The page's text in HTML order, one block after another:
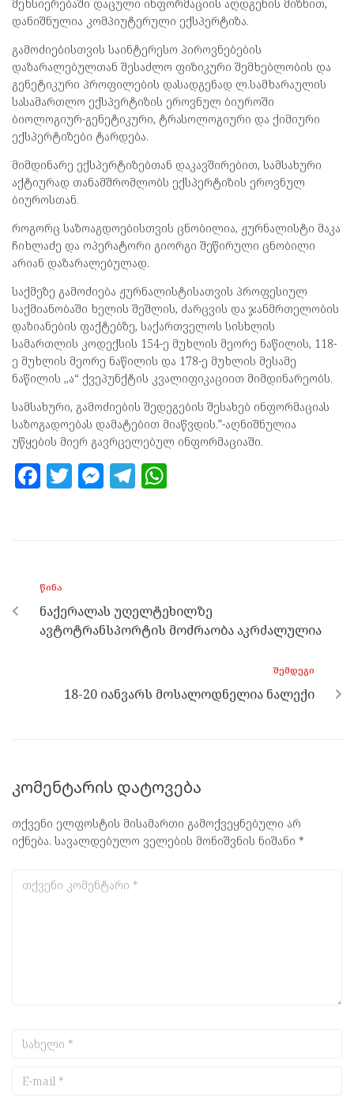
მეხსიერებაში დაცული ინფორმაციის აღდგენის მიზნით,
დანიშნულია კომპიუტერული ექსპერტიზა.
გამოძიებისთვის საინტერესო პიროვნებების
დაზარალებულთან შესაძლო ფიზიკური შემხებლობის და
გენეტიკური პროფილების დასადგენად ლ.სამხარაულის
სასამართლო ექსპერტიზის ეროვნულ ბიუროში
ბიოლოგიურ-გენეტიკური, ტრასოლოგიური და ქიმიური
ექსპერტიზები ტარდება.
მიმდინარე ექსპერტიზებთან დაკავშირებით, სამსახური
აქტიურად თანამშრომლობს ექსპერტიზის ეროვნულ
ბიუროსთან.
როგორც საზოაგდოებისთვის ცნობილია, ჟურნალისტი მაკა
ჩიხლაძე და ოპერატორი გიორგი შეწირული ცნობილი
არიან დაზარალებულად.
საქმეზე გამოძიება ჟურნალისტისათვის პროფესიულ
საქმიანობაში ხელის შეშლის, ძარცვის და ჯანმრთელობის
დაზიანების ფაქტებზე, საქართველოს სისხლის
სამართლის კოდექსის 154-ე მუხლის მეორე ნაწილის, 118-
ე მუხლის მეორე ნაწილის და 178-ე მუხლის მესამე
ნაწილის ,,ა“ ქვეპუნქტის კვალიფიკაციით მიმდინარეობს.
სამსახური, გამოძიების შედეგების შესახებ ინფორმაციას
საზოგადოებას დამატებით მიაწვდის.”-აღნიშნულია
უწყების მიერ გავრცელებულ ინფორმაციაში.
F
o
o
k
T M
er
T
m p
p
ᲬᲘᲜᲐ
ნაქერალას უღელტეხილზე
ავტოტრანსპორტის მოძრაობა აკრძალულია
ᲨᲔᲛᲓᲔᲒᲘ
18-20 იანვარს მოსალოდნელია ნალექი
კომენტარის დატოვება
თქვენი ელფოსტის მისამართი გამოქვეყნებული არ
იქნება. სავალდებულო ველების მონიშვნის ნიშანი *